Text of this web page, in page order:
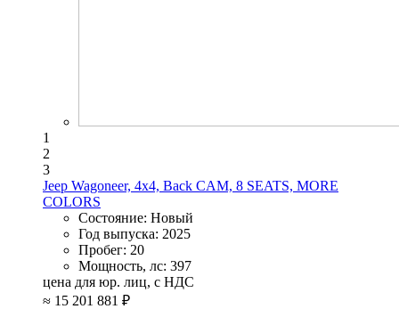
1
2
3
Jeep Wagoneer, 4x4, Back CAM, 8 SEATS, MORE
COLORS
Состояние: Новый
Год выпуска: 2025
Пробег: 20
Мощность, лс: 397
цена для юр. лиц, с НДС
≈ 15 201 881 ₽